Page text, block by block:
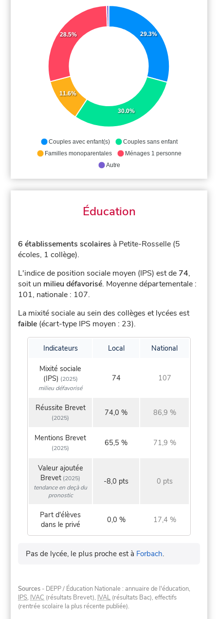
29.3%
30.0%
11.6%
28.5%
Couples avec enfant(s)
Couples sans enfant
Familles monoparentales
Ménages 1 personne
Autre
Éducation
6 établissements scolaires à Petite-Rosselle (5
écoles, 1 collège).
L'indice de position sociale moyen (IPS) est de 74,
soit un milieu défavorisé. Moyenne départementale :
101, nationale : 107.
La mixité sociale au sein des collèges et lycées est
faible (écart-type IPS moyen : 23).
Indicateurs Local National
Mixité sociale
(IPS) (2025)
milieu défavorisé
74 107
Réussite Brevet
(2025)
74,0 % 86,9 %
Mentions Brevet
(2025)
65,5 % 71,9 %
Valeur ajoutée
Brevet (2025)
tendance en deçà du
pronostic
-8,0 pts 0 pts
Part d'élèves
dans le privé
0,0 % 17,4 %
Pas de lycée, le plus proche est à Forbach.
Sources - DEPP / Éducation Nationale : annuaire de l'éducation,
IPS, IVAC (résultats Brevet), IVAL (résultats Bac), effectifs
(rentrée scolaire la plus récente publiée).